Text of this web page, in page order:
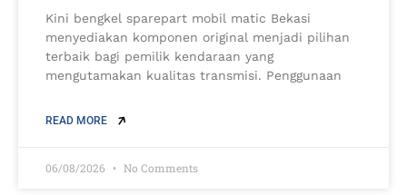
Kini bengkel sparepart mobil matic Bekasi
menyediakan komponen original menjadi pilihan
terbaik bagi pemilik kendaraan yang
mengutamakan kualitas transmisi. Penggunaan
READ MORE
06/08/2026 No Comments